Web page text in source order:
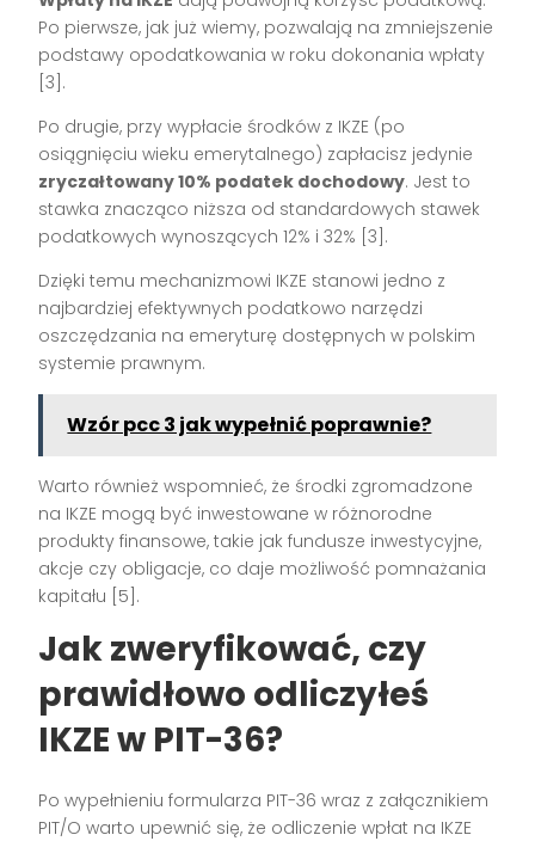
Po pierwsze, jak już wiemy, pozwalają na zmniejszenie
podstawy opodatkowania w roku dokonania wpłaty
[3].
Po drugie, przy wypłacie środków z IKZE (po
osiągnięciu wieku emerytalnego) zapłacisz jedynie
zryczałtowany 10% podatek dochodowy. Jest to
stawka znacząco niższa od standardowych stawek
podatkowych wynoszących 12% i 32% [3].
Dzięki temu mechanizmowi IKZE stanowi jedno z
najbardziej efektywnych podatkowo narzędzi
oszczędzania na emeryturę dostępnych w polskim
systemie prawnym.
Wzór pcc 3 jak wypełnić poprawnie?
Warto również wspomnieć, że środki zgromadzone
na IKZE mogą być inwestowane w różnorodne
produkty finansowe, takie jak fundusze inwestycyjne,
akcje czy obligacje, co daje możliwość pomnażania
kapitału [5].
Jak zweryfikować, czy
prawidłowo odliczyłeś
IKZE w PIT-36?
Po wypełnieniu formularza PIT-36 wraz z załącznikiem
PIT/O warto upewnić się, że odliczenie wpłat na IKZE